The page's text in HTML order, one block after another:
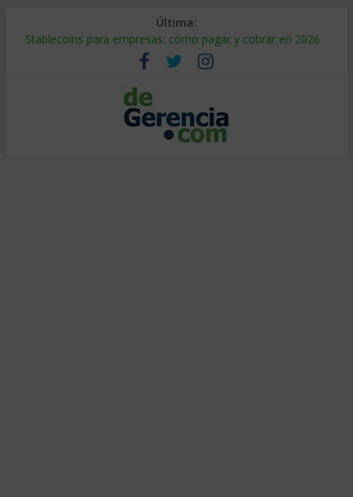
Última:
Stablecoins para empresas: cómo pagar y cobrar en 2026
Despido silencioso: qué es y por qué sale tan caro
IA en selección de personal: cómo auditarla a tiempo
Trabajo forzoso en la cadena de suministro: qué hacer
Mercado hispano de EE. UU.: cómo segmentarlo y venderle